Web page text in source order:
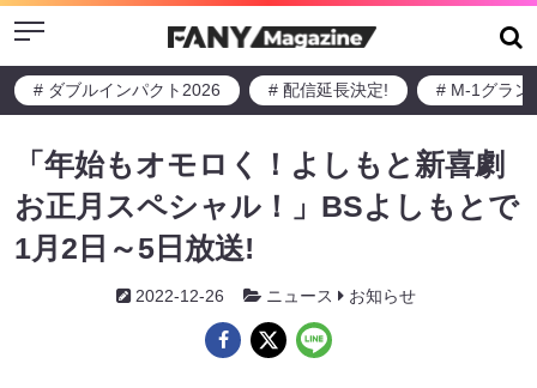
Menu
# ダブルインパクト2026 # 配信延長決定! # M-1グラン
「年始もオモロく！よしもと新喜劇
お正月スペシャル！」BSよしもとで
1月2日～5日放送!
2022-12-26 ニュース お知らせ